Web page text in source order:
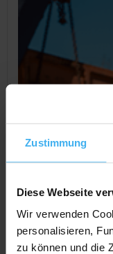
Zustimmung
Diese Webseite
Wir verwenden
personalisieren,
zu können und die
CONTAINERDIENST